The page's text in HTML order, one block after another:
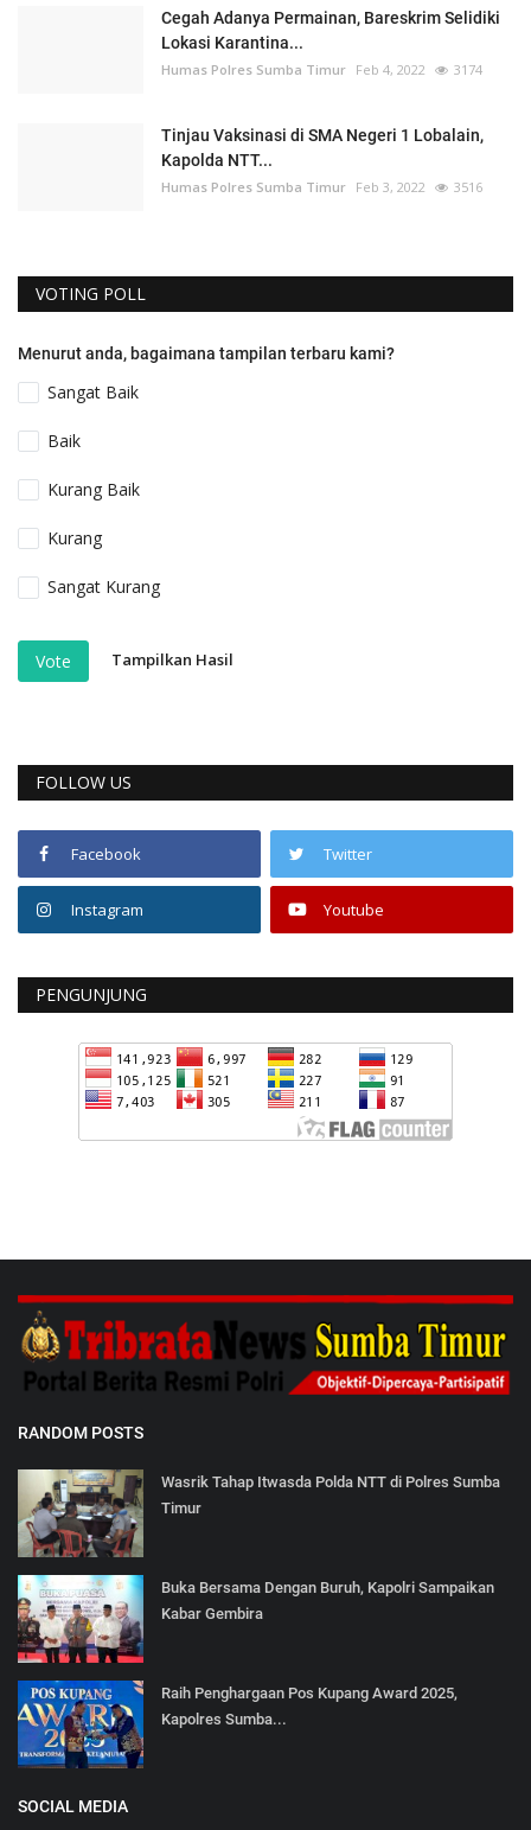
Cegah Adanya Permainan, Bareskrim Selidiki
Lokasi Karantina...
Humas Polres Sumba Timur Feb 4, 2022 3174
Tinjau Vaksinasi di SMA Negeri 1 Lobalain,
Kapolda NTT...
Humas Polres Sumba Timur Feb 3, 2022 3516
VOTING POLL
Menurut anda, bagaimana tampilan terbaru kami?
Sangat Baik
Baik
Kurang Baik
Kurang
Sangat Kurang
Vote Tampilkan Hasil
FOLLOW US
Facebook Twitter
Instagram Youtube
PENGUNJUNG
RANDOM POSTS
Wasrik Tahap Itwasda Polda NTT di Polres Sumba
Timur
Buka Bersama Dengan Buruh, Kapolri Sampaikan
Kabar Gembira
Raih Penghargaan Pos Kupang Award 2025,
Kapolres Sumba...
SOCIAL MEDIA